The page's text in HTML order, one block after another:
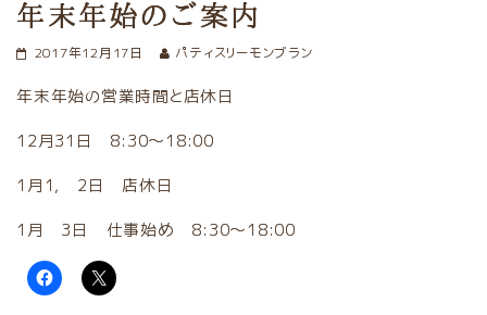
年末年始のご案内
2017年12月17日 パティスリーモンブラン
年末年始の営業時間と店休日
12月31日 8:30～18:00
1月1, 2日 店休日
1月 3日 仕事始め 8:30～18:00